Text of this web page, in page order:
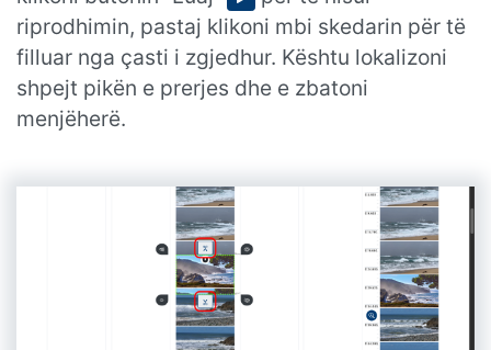
riprodhimin, pastaj klikoni mbi skedarin për të
filluar nga çasti i zgjedhur. Kështu lokalizoni
shpejt pikën e prerjes dhe e zbatoni
menjëherë.